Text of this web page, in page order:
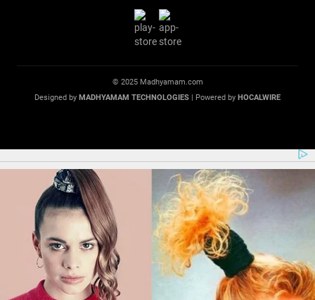
© 2025 Madhyamam.com
Designed by MADHYAMAM TECHNOLOGIES | Powered by HOCALWIRE